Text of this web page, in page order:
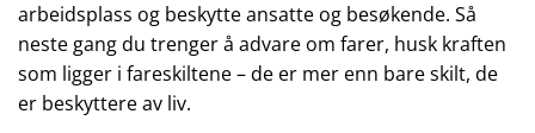
arbeidsplass og beskytte ansatte og besøkende. Så
neste gang du trenger å advare om farer, husk kraften
som ligger i fareskiltene – de er mer enn bare skilt, de
er beskyttere av liv.